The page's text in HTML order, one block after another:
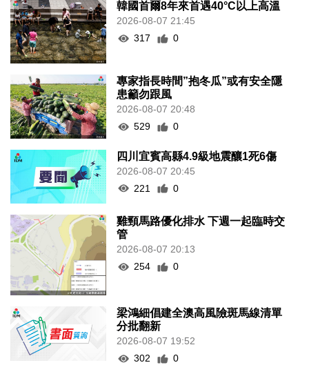
韓國首爾8年來首遇40°C以上高溫
2026-08-07 21:45
317
0
專家指長時間”抱冬瓜”或有安全隱
患籲勿跟風
2026-08-07 20:48
529
0
四川宜賓高縣4.9級地震釀1死6傷
2026-08-07 20:45
221
0
雞頸馬路優化排水 下週一起臨時交
管
2026-08-07 20:13
254
0
梁鴻細倡建全澳高風險斑馬線清單
分批翻新
2026-08-07 19:52
302
0